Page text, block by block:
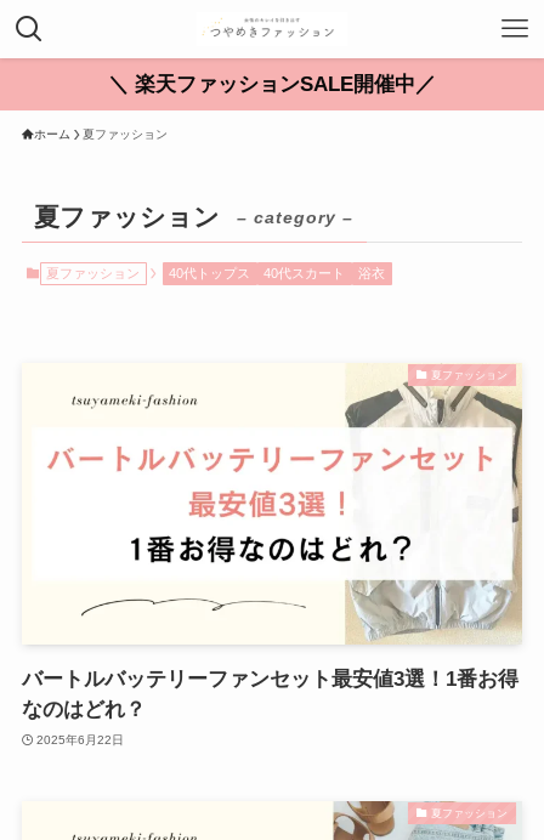
＼ 楽天ファッションSALE開催中／
ホーム 夏ファッション
夏ファッション – category –
夏ファッション 40代トップス 40代スカート 浴衣
夏ファッション
バートルバッテリーファンセット最安値3選！1番お得
なのはどれ？
2025年6月22日
夏ファッション